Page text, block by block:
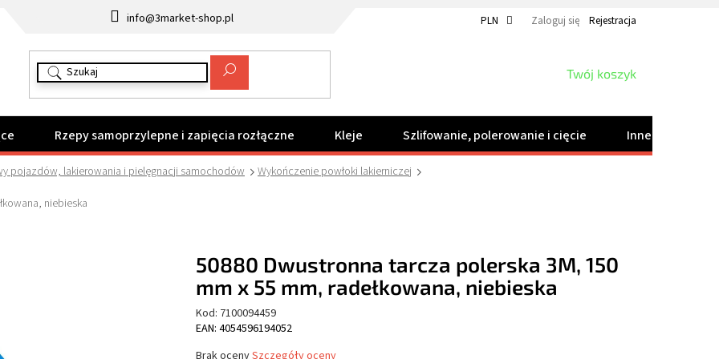
info@3market-shop.pl PLN Zaloguj się Rejestracja
KOSZYK
Twój koszyk
Rzepy samoprzylepne i zapięcia rozłączne Kleje Szlifowanie, polerowanie i cięcie Inne produkty
pojazdów, lakierowania i pielęgnacji samochodów
Wykończenie powłoki lakierniczej
niebieska
50880 Dwustronna tarcza polerska 3M, 150
mm x 55 mm, radełkowana, niebieska
Kod: 7100094459
EAN: 4054596194052
Średnia